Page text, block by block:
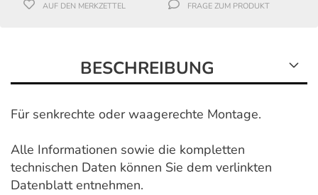
AUF DEN MERKZETTEL FRAGE ZUM PRODUKT
BESCHREIBUNG
Für senkrechte oder waagerechte Montage.
Alle Informationen sowie die kompletten
technischen Daten können Sie dem verlinkten
Datenblatt entnehmen.